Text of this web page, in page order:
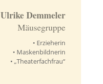
Ulrike Demmeler
Mäusegruppe
• Erzieherin
• Maskenbildnerin
• „Theaterfachfrau“